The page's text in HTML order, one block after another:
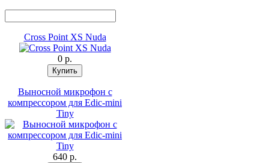
Cross Point XS Nuda
0 p.
Выносной микрофон с
компрессором для Edic-mini
Tiny
640 p.